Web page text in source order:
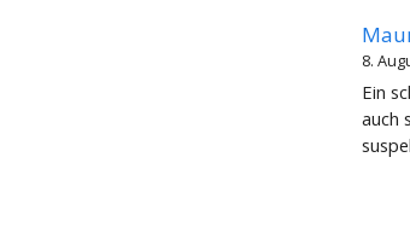
8.
Ein
auch